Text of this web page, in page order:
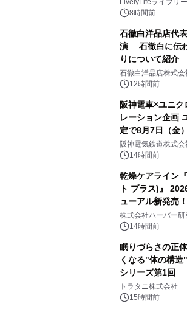
LivelyLifeライブリ
8時間前
石徹白洋品店代
演 石徹白に伝
りについて紹介
石徹白洋品店株式会
12時間前
阪神電車×ユニ
レーション企画
定で8月7日（金
発売決定！
阪神電気鉄道株式会
14時間前
乾燥ケアライン
ト プラス)』
ューアル新発売
し、ライン使い
株式会社ハーバー研
14時間前
眠りづらさの正
くなる"体の構造
シリーズ第1回
トラタニ株式会社
15時間前